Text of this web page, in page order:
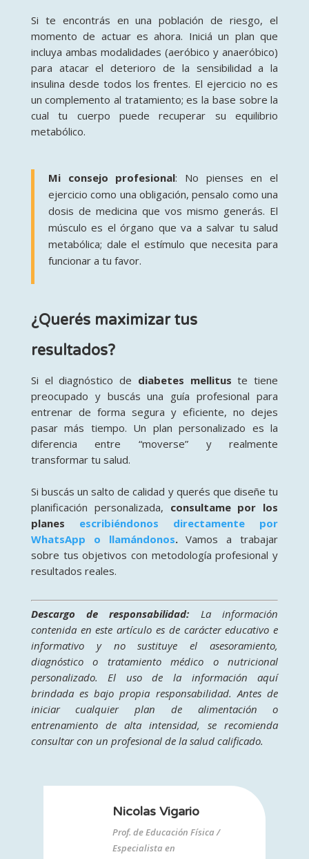
Si te encontrás en una población de riesgo, el
momento de actuar es ahora. Iniciá un plan que
incluya ambas modalidades (aeróbico y anaeróbico)
para atacar el deterioro de la sensibilidad a la
insulina desde todos los frentes. El ejercicio no es
un complemento al tratamiento; es la base sobre la
cual tu cuerpo puede recuperar su equilibrio
metabólico.
Mi consejo profesional: No pienses en el
ejercicio como una obligación, pensalo como una
dosis de medicina que vos mismo generás. El
músculo es el órgano que va a salvar tu salud
metabólica; dale el estímulo que necesita para
funcionar a tu favor.
¿Querés maximizar tus
resultados?
Si el diagnóstico de diabetes mellitus te tiene
preocupado y buscás una guía profesional para
entrenar de forma segura y eficiente, no dejes
pasar más tiempo. Un plan personalizado es la
diferencia entre “moverse” y realmente
transformar tu salud.
Si buscás un salto de calidad y querés que diseñe tu
planificación personalizada, consultame por los
planes escribiéndonos directamente por
WhatsApp o llamándonos.Vamos a trabajar
sobre tus objetivos con metodología profesional y
resultados reales.
Descargo de responsabilidad: La información
contenida en este artículo es de carácter educativo e
informativo y no sustituye el asesoramiento,
diagnóstico o tratamiento médico o nutricional
personalizado. El uso de la información aquí
brindada es bajo propia responsabilidad. Antes de
iniciar cualquier plan de alimentación o
entrenamiento de alta intensidad, se recomienda
consultar con un profesional de la salud calificado.
Nicolas Vigario
Prof. de Educación Física /
Especialista en